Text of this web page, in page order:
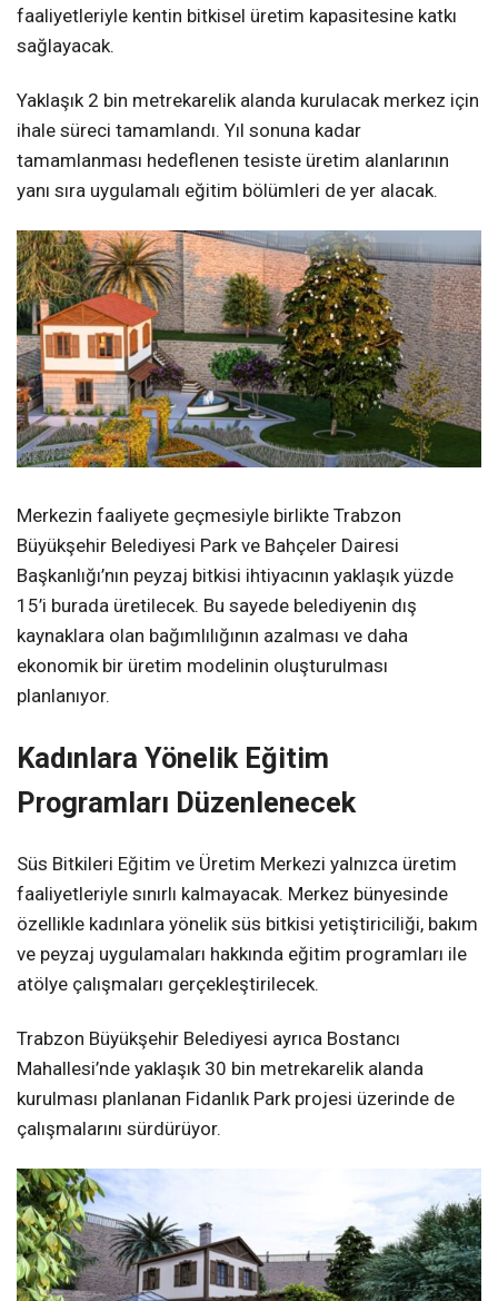
faaliyetleriyle kentin bitkisel üretim kapasitesine katkı
sağlayacak.
Yaklaşık 2 bin metrekarelik alanda kurulacak merkez için
ihale süreci tamamlandı. Yıl sonuna kadar
tamamlanması hedeflenen tesiste üretim alanlarının
yanı sıra uygulamalı eğitim bölümleri de yer alacak.
Merkezin faaliyete geçmesiyle birlikte Trabzon
Büyükşehir Belediyesi Park ve Bahçeler Dairesi
Başkanlığı’nın peyzaj bitkisi ihtiyacının yaklaşık yüzde
15’i burada üretilecek. Bu sayede belediyenin dış
kaynaklara olan bağımlılığının azalması ve daha
ekonomik bir üretim modelinin oluşturulması
planlanıyor.
Kadınlara Yönelik Eğitim
Programları Düzenlenecek
Süs Bitkileri Eğitim ve Üretim Merkezi yalnızca üretim
faaliyetleriyle sınırlı kalmayacak. Merkez bünyesinde
özellikle kadınlara yönelik süs bitkisi yetiştiriciliği, bakım
ve peyzaj uygulamaları hakkında eğitim programları ile
atölye çalışmaları gerçekleştirilecek.
Trabzon Büyükşehir Belediyesi ayrıca Bostancı
Mahallesi’nde yaklaşık 30 bin metrekarelik alanda
kurulması planlanan Fidanlık Park projesi üzerinde de
çalışmalarını sürdürüyor.